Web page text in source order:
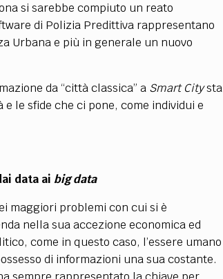
si sarebbe compiuto un reato
di Polizia Predittiva rappresentano
Urbana e più in generale un nuovo
da “città classica” a Smart Citysta
le sfide che ci pone, come individui e
data ai big data
maggiori problemi con cui si è
nella sua accezione economica ed
come in questo caso, l’essere umano
di informazioni una sua costante.